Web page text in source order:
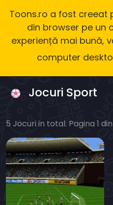
Toons.ro a fost creeat
din browser pe un
experiență mai bună,
computer
Jocuri Sport
5 Jocuri in total. Pagina 1 din